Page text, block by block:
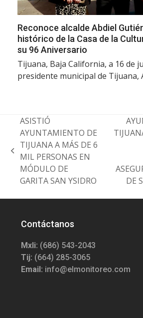
Reconoce alcalde Abdiel
histórico de la Casa de la
su 96 Aniversario
Tijuana, Baja California, a 16 de
presidente municipal de Tijuana,
previous
post:
ASISTIÓ
AYUNTAMIENTO DE
TIJUANA A MÁS DE 6
MIL PERSONAS EN
MÓDULO DE
GARITA SAN YSIDRO
post:
DE
Contáctanos
Mxli: (686) 543-2043
Tij: (664) 285-3065
Email: info@elmonitoreo.com